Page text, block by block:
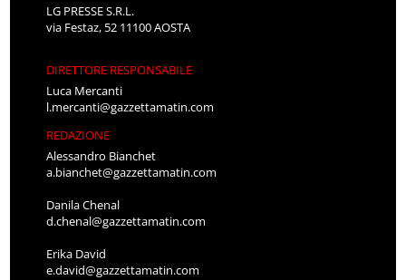
LG PRESSE S.R.L.
via Festaz, 52 11100 AOSTA
DIRETTORE RESPONSABILE
Luca Mercanti
l.mercanti@gazzettamatin.com
REDAZIONE
Alessandro Bianchet
a.bianchet@gazzettamatin.com
Danila Chenal
d.chenal@gazzettamatin.com
Erika David
e.david@gazzettamatin.com